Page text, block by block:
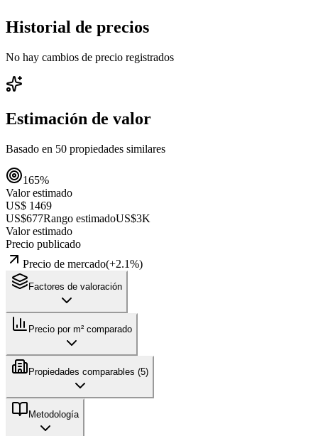
Historial de precios
No hay cambios de precio registrados
Estimación de valor
Basado en 50 propiedades similares
165%
Valor estimado
US$ 1469
US$677Rango estimadoUS$3K
Valor estimado
Precio publicado
Precio de mercado(+2.1%)
Factores de valoración
Precio por m² comparado
Propiedades comparables (5)
Metodología